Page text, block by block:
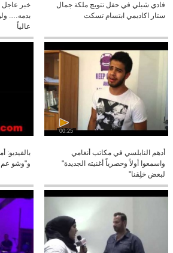
فادي شبلي في حفل تتويج ملكة جمال
ستار اكاديمي ابتسام تسكت
خبر
بدمه….
عالياً
00:25
أدهم النابلسي في مكاتب أنغامي
واسمعوا أولاً وحصرياً أغنيته الجديدة"
لبعض خلِقنا"
بالفيديو:
و"وشو عم